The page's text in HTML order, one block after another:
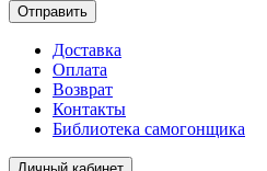
Отправить
Доставка
Оплата
Возврат
Контакты
Библиотека самогонщика